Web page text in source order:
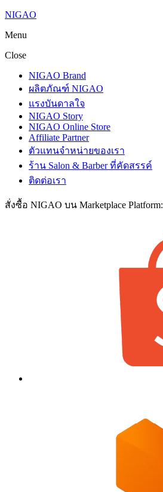
NIGAO
Menu
Close
NIGAO Brand
ผลิตภัณฑ์ NIGAO
แรงบันดาลใจ
NIGAO Story
NIGAO Online Store
Affiliate Partner
ตัวแทนจำหน่ายของเรา
ร้าน Salon & Barber ที่คัดสรรค์
ติดต่อเรา
สั่งซื้อ NIGAO บน Marketplace Platform: